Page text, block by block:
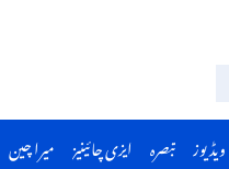
ویڈیوز تبصرہ ایزی چائینیز میرا چین